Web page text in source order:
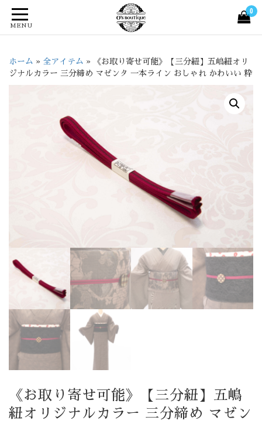
MENU
0
ホーム » 全アイテム »
《お取り寄せ可能》【三分紐】五嶋紐オリ
ジナルカラー 三分締め マゼンタ 一本ライン おしゃれ かわいい 粋
《お取り寄せ可能》【三分紐】五嶋
紐オリジナルカラー 三分締め マゼン